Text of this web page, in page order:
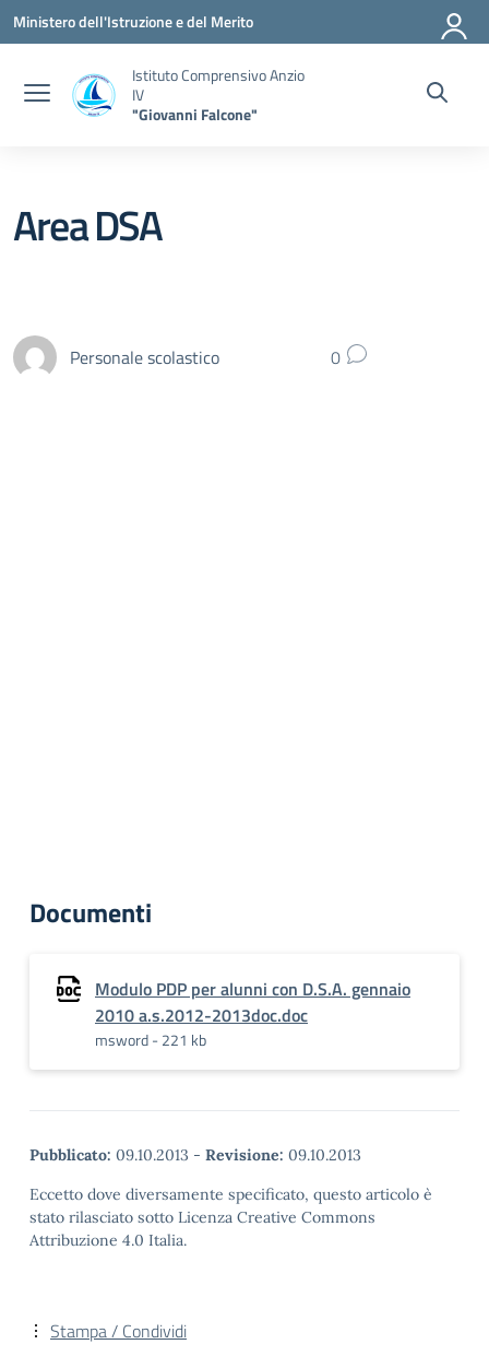
Vai ai contenuti
Vai al menu di navigazione
Vai al footer
Ministero dell'Istruzione e del Merito
Istituto Comprensivo Anzio
IV
"Giovanni Falcone"
Area DSA
Personale scolastico 0
Documenti
Modulo PDP per alunni con D.S.A. gennaio
2010 a.s.2012-2013doc.doc
msword - 221 kb
Pubblicato: 09.10.2013 - Revisione: 09.10.2013
Eccetto dove diversamente specificato, questo articolo è
stato rilasciato sotto Licenza Creative Commons
Attribuzione 4.0 Italia.
Stampa / Condividi